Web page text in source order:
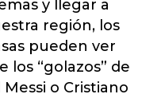
y llegar a
región, los
pueden ver
los “golazos” de
o Cristiano